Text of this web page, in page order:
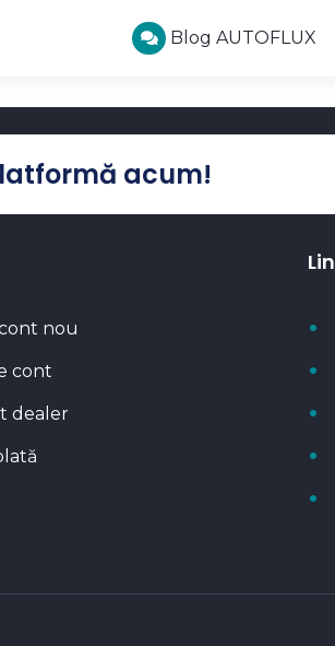
Blog AUTOFLUX
acum!
nou
cont
dealer